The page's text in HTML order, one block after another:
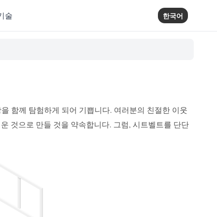
술 한국어
함께 탐험하게 되어 기쁩니다. 여러분의 친절한 이웃
것으로 만들 것을 약속합니다. 그럼, 시트벨트를 단단